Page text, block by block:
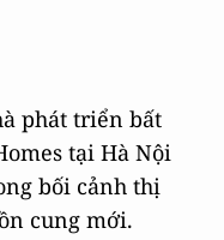
phát triển bất
tại Hà Nội
bối cảnh thị
cung mới.